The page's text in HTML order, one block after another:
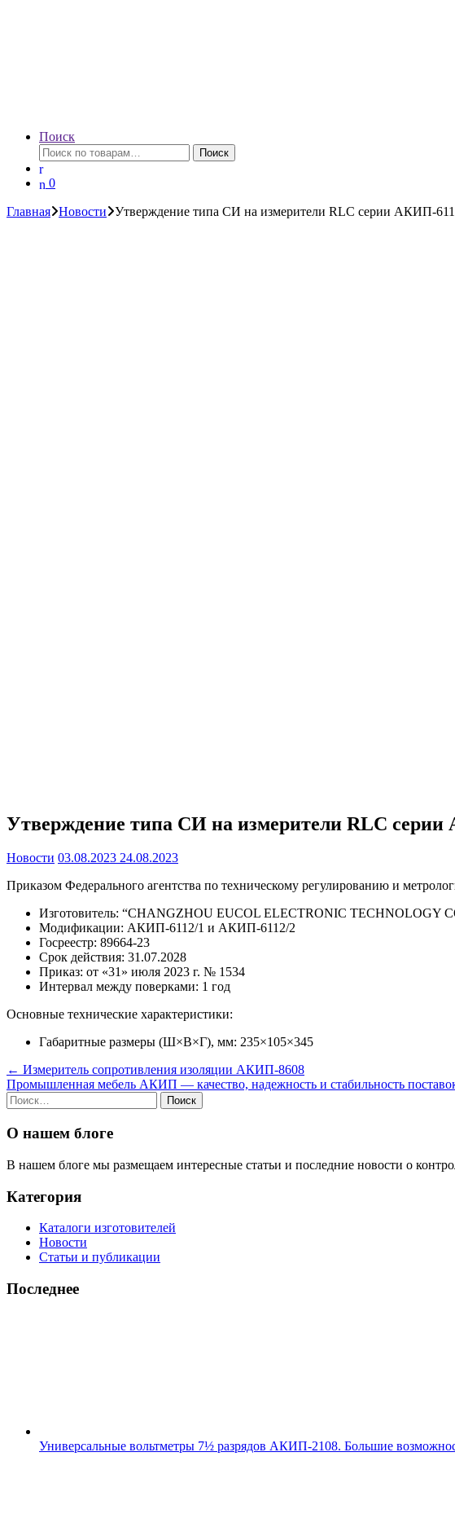
Поиск
Искать:
Поиск
0
Главная Новости Утверждение типа СИ на измерители RLC серии АКИП-
Утверждение типа СИ на измерители RLC
Новости 03.08.2023 24.08.2023
Приказом Федерального агентства по техническому регулированию и
Изготовитель: “CHANGZHOU EUCOL ELECTRONIC TECHNOLOGY
Модификации: АКИП-6112/1 и АКИП-6112/2
Госреестр: 89664-23
Срок действия: 31.07.2028
Приказ: от «31» июля 2023 г. № 1534
Интервал между поверками: 1 год
Основные технические характеристики:
Габаритные размеры (Ш×В×Г), мм: 235×105×345
Навигация
по
← Измеритель сопротивления изоляции АКИП-8608
Промышленная мебель АКИП — качество, надежность и стабильность
Найти:
О нашем блоге
В нашем блоге мы размещаем интересные статьи и последние новости о
Категория
Каталоги изготовителей
Новости
Статьи и публикации
Последнее
Универсальные вольтметры 7½ разрядов АКИП-2108. Большие